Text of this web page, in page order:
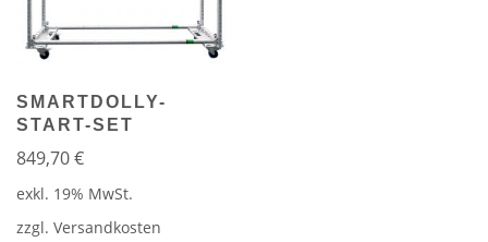
SMARTDOLLY-
START-SET
849,70€
exkl. 19% MwSt.
zzgl. Versandkosten